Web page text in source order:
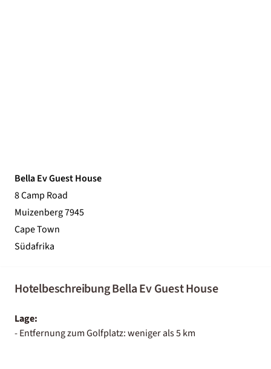
Bella Ev Guest House
8 Camp Road
Muizenberg 7945
Cape Town
Südafrika
Hotelbeschreibung Bella Ev Guest House
Lage:
- Entfernung zum Golfplatz: weniger als 5 km